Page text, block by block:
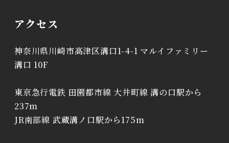
アクセス
神奈川県川崎市高津区溝口1-4-1 マルイファミリー
溝口 10F
東京急行電鉄 田園都市線 大井町線 溝の口駅から
237m
JR南部線 武蔵溝ノ口駅から175m